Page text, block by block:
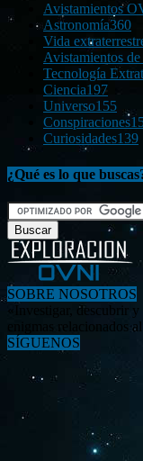
Avistamientos
Astronomía360
Vida
Avistamientos de
Tecnología
Ciencia197
Universo155
Conspiraciones
Curiosidades139
¿Qué es lo que
SOBRE NOSOTROS
«Investigar, descubrir
enigmas relacionados
SÍGUENOS